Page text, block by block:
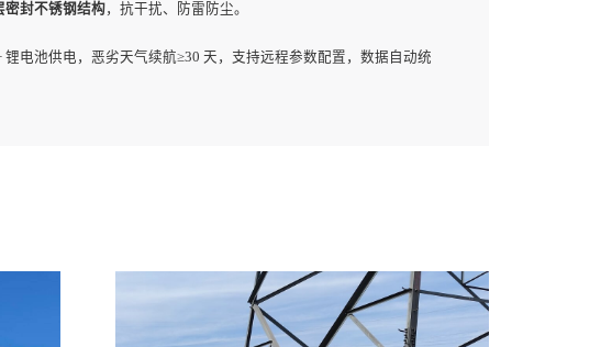
密封不锈钢结构，抗干扰、防雷防尘。
锂电池供电，恶劣天气续航≥30 天，支持远程参数配置，数据自动统